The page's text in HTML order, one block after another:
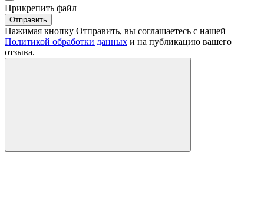
Прикрепить файл
Отправить
Нажимая кнопку Отправить, вы соглашаетесь с нашей
Политикой обработки данных и на публикацию вашего
отзыва.